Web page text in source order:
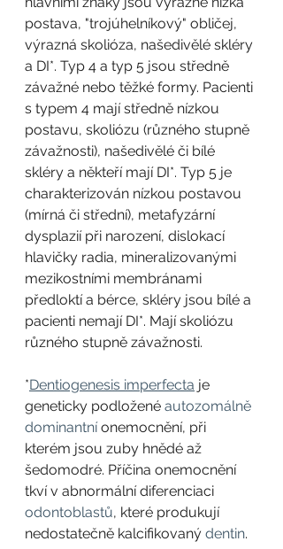
postava, "trojúhelníkový" obličej,
výrazná skolióza, našedivělé skléry
a DI*. Typ 4 a typ 5 jsou středně
závažné nebo těžké formy. Pacienti
s typem 4 mají středně nízkou
postavu, skoliózu (různého stupně
závažnosti), našedivělé či bílé
skléry a někteří mají DI*. Typ 5 je
charakterizován nízkou postavou
(mírná či střední), metafyzární
dysplazií při narození, dislokací
hlavičky radia, mineralizovanými
mezikostními membránami
předloktí a bérce, skléry jsou bílé a
pacienti nemají DI*. Mají skoliózu
různého stupně závažnosti.
*Dentiogenesis imperfecta je
geneticky podložené autozomálně
dominantní onemocnění, při
kterém jsou zuby hnědé až
šedomodré. Příčina onemocnění
tkví v abnormální diferenciaci
odontoblastů, které produkují
nedostatečně kalcifikovaný dentin.